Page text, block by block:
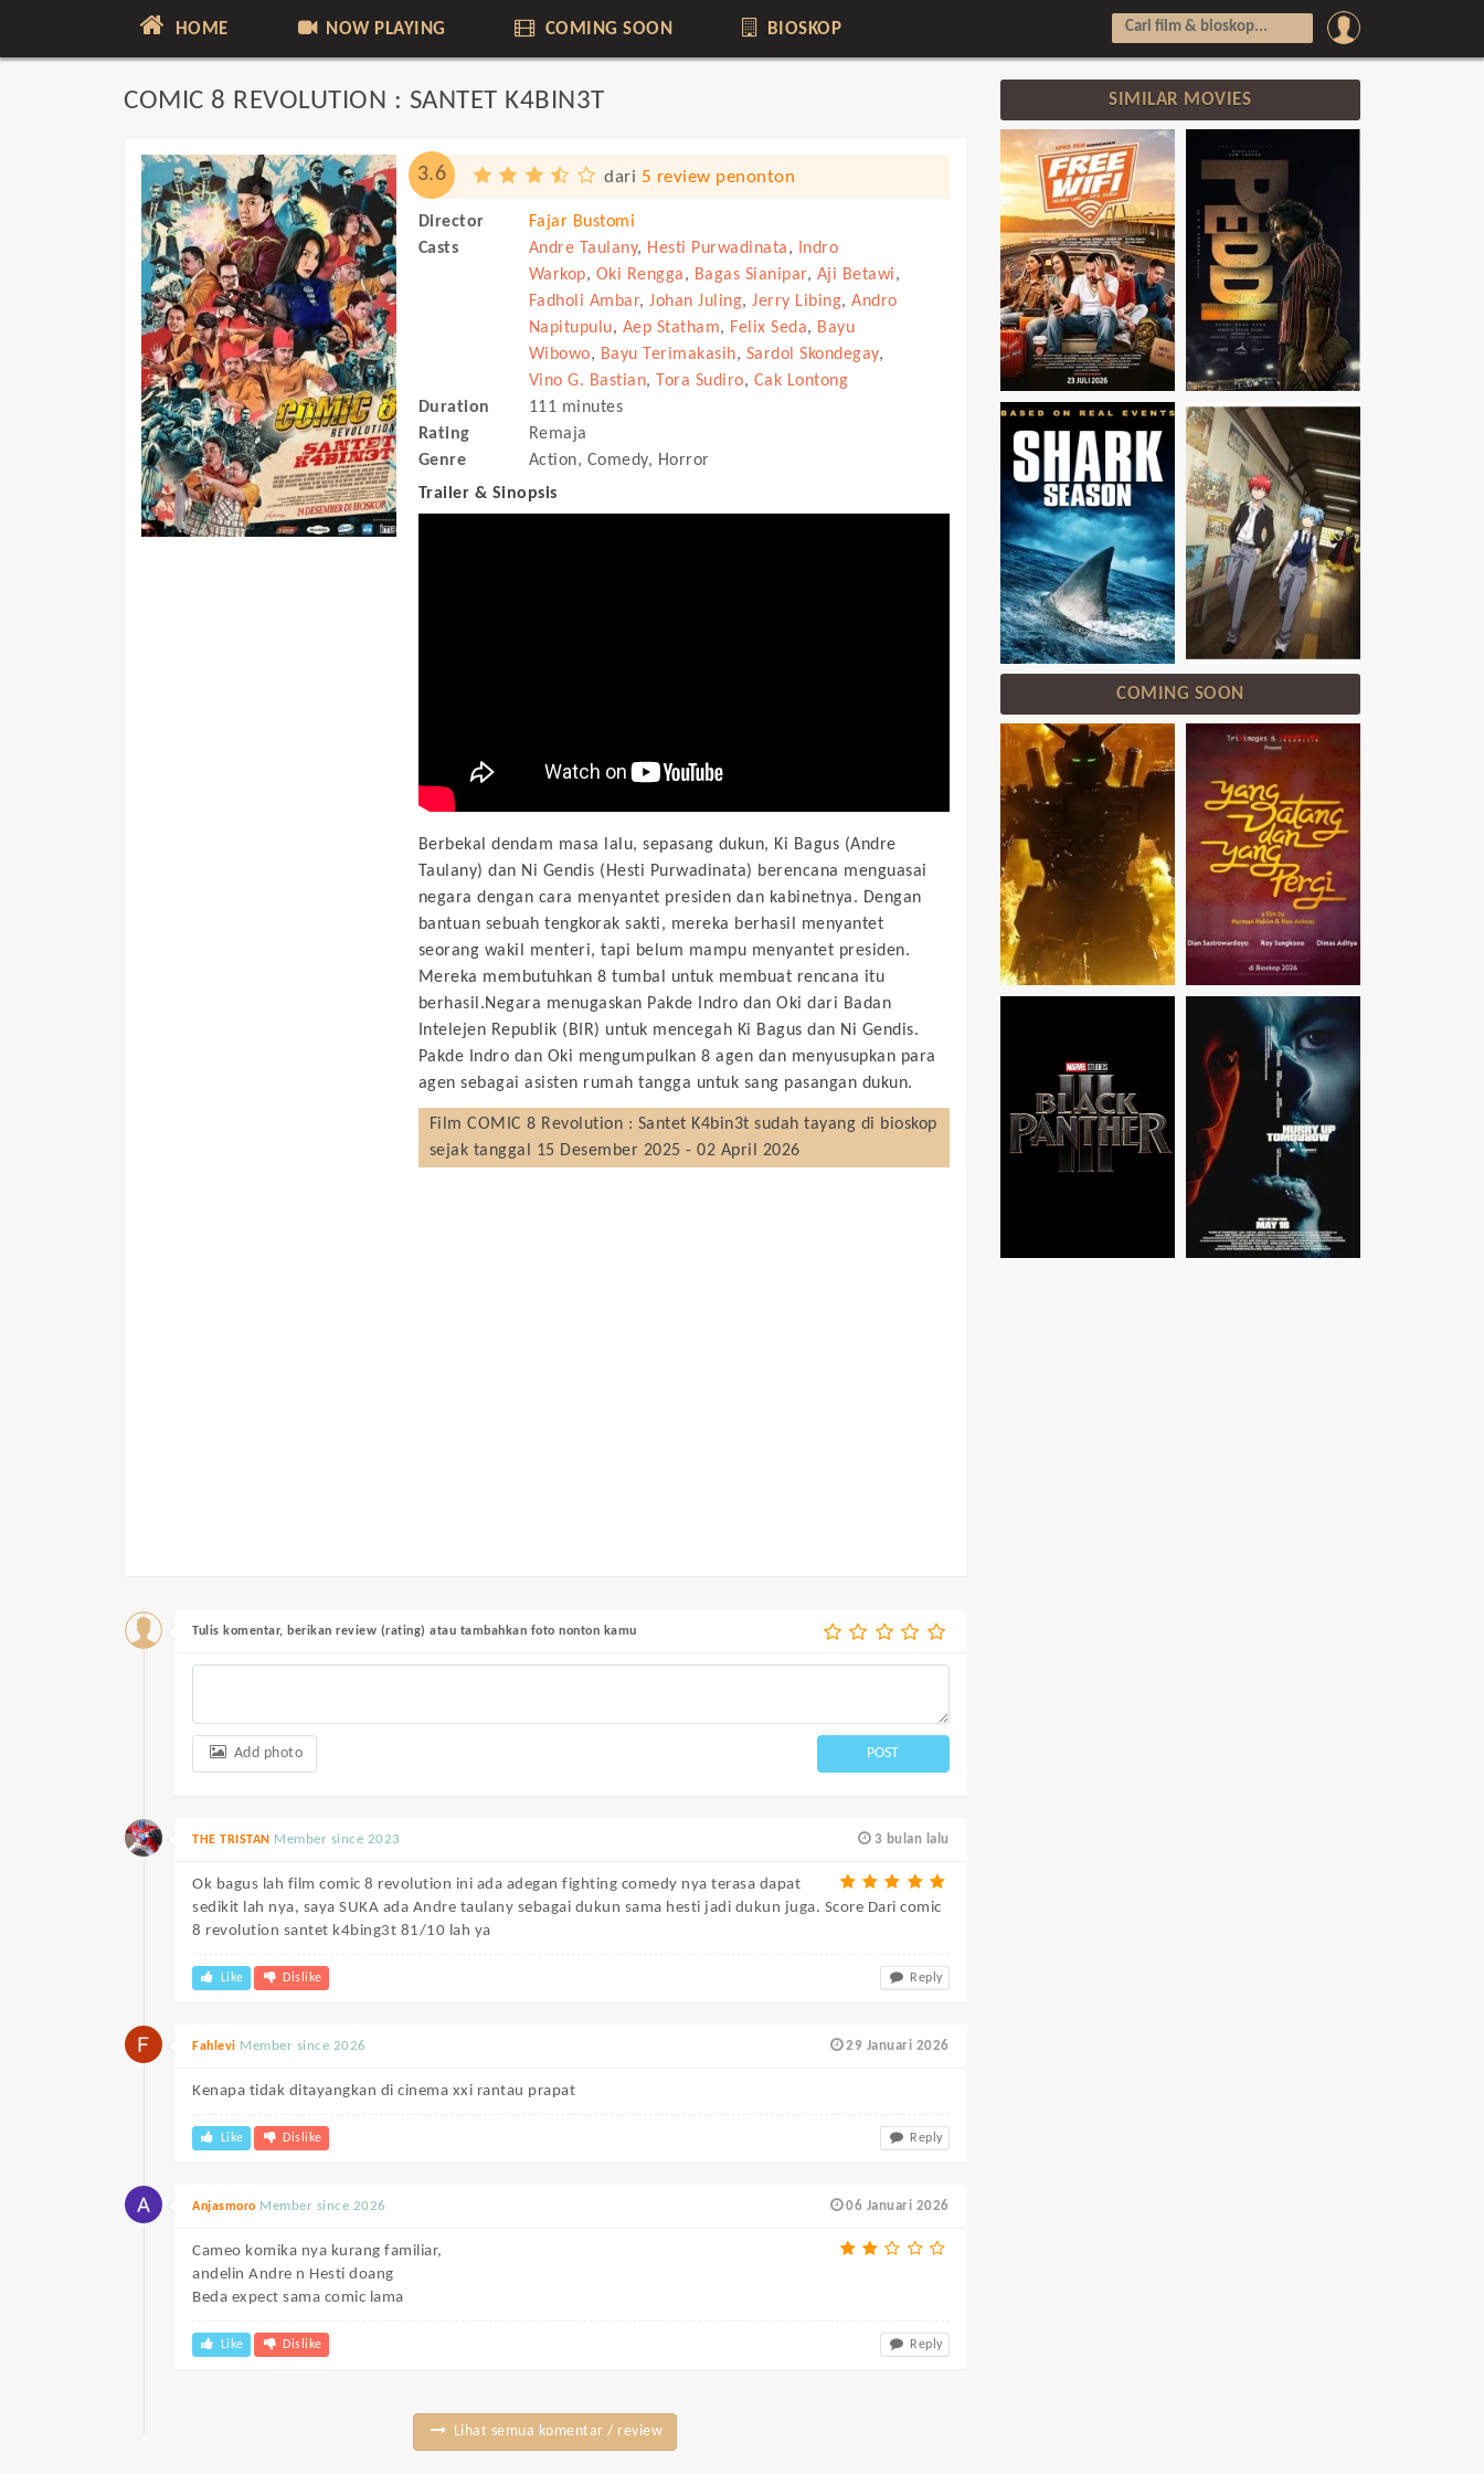
HOME NOW PLAYING COMING SOON BIOSKOP
COMIC 8 REVOLUTION : SANTET K4BIN3T
3.6 dari 5 review penonton
Director
Fajar Bustomi
Casts
Andre Taulany, Hesti Purwadinata,
Indro
Warkop, Oki Rengga, Bagas Sianipar, Aji Betawi,
Fadholi Ambar, Johan Juling, Jerry Libing, Andro
Napitupulu, Aep Statham, Felix Seda, Bayu
Wibowo, Bayu Terimakasih, Sardol Skondegay,
Vino G. Bastian, Tora Sudiro, Cak Lontong
Duration
111 minutes
Rating
Remaja
Genre
Action, Comedy, Horror
Trailer & Sinopsis
Berbekal dendam masa lalu, sepasang dukun, Ki Bagus (Andre
Taulany) dan Ni Gendis (Hesti Purwadinata) berencana menguasai
negara dengan cara menyantet presiden dan kabinetnya. Dengan
bantuan sebuah tengkorak sakti, mereka berhasil menyantet
seorang wakil menteri, tapi belum mampu menyantet presiden.
Mereka membutuhkan 8 tumbal untuk membuat rencana itu
berhasil.Negara menugaskan Pakde Indro dan Oki dari Badan
Intelejen Republik (BIR) untuk mencegah Ki Bagus dan Ni Gendis.
Pakde Indro dan Oki mengumpulkan 8 agen dan menyusupkan para
agen sebagai asisten rumah tangga untuk sang pasangan dukun.
Film COMIC 8 Revolution : Santet K4bin3t sudah tayang di bioskop
sejak tanggal 15 Desember 2025 - 02 April 2026
Tulis komentar, berikan review (rating) atau tambahkan foto nonton kamu
Add photo POST
3 bulan lalu
THE TRISTAN Member since 2023
Ok bagus lah film comic 8 revolution ini ada adegan fighting comedy nya terasa dapat
sedikit lah nya, saya SUKA ada Andre taulany sebagai dukun sama hesti jadi dukun juga. Score Dari comic
8 revolution santet k4bing3t 81/10 lah ya
Like Dislike Reply
29 Januari 2026
Fahlevi Member since 2026
Kenapa tidak ditayangkan di cinema xxi rantau prapat
Like Dislike Reply
06 Januari 2026
Anjasmoro Member since 2026
Cameo komika nya kurang familiar,
andelin Andre n Hesti doang
Beda expect sama comic lama
Like Dislike Reply
Lihat semua komentar / review
SIMILAR MOVIES
COMING SOON